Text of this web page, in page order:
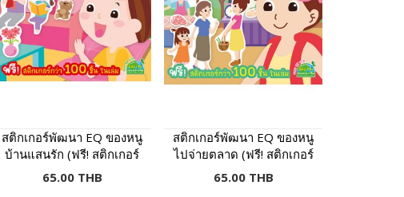
สติกเกอร์พัฒนา EQ ของหนู
บ้านแสนรัก (ฟรี! สติกเกอร์
กว่า 100 ชิ้น ในเล่ม)
65.00 THB
สติกเกอร์พัฒนา EQ ของหนู
ไปจ่ายตลาด (ฟรี! สติกเกอร์
กว่า 100 ชิ้น ในเล่ม)
65.00 THB